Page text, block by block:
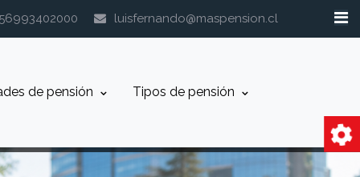
luisfernando@maspension.cl
de pensión Tipos de pensión